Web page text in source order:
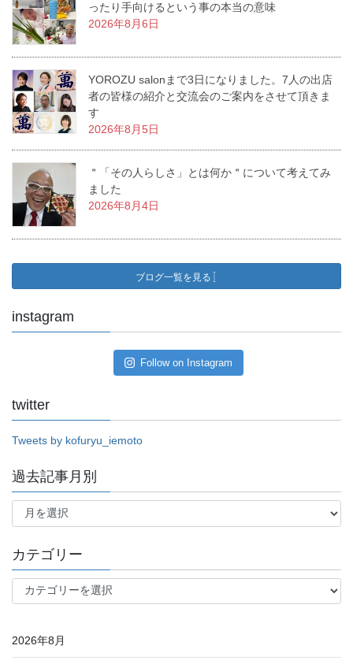
ったり手向けるという事の本当の意味
2026年8月6日
YOROZU salonまで3日になりました。7人の出店
者の皆様の紹介と交流会のご案内をさせて頂きま
す
2026年8月5日
＂「その人らしさ」とは何か＂について考えてみ
ました
2026年8月4日
ブログ一覧を見る
instagram
Follow on Instagram
twitter
Tweets by kofuryu_iemoto
過去記事月別
過
事
別
カテゴリー
テ
リ
2026年8月